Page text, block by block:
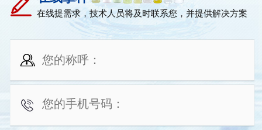
在线提需求，技术人员将及时联系您，并提供解决方案